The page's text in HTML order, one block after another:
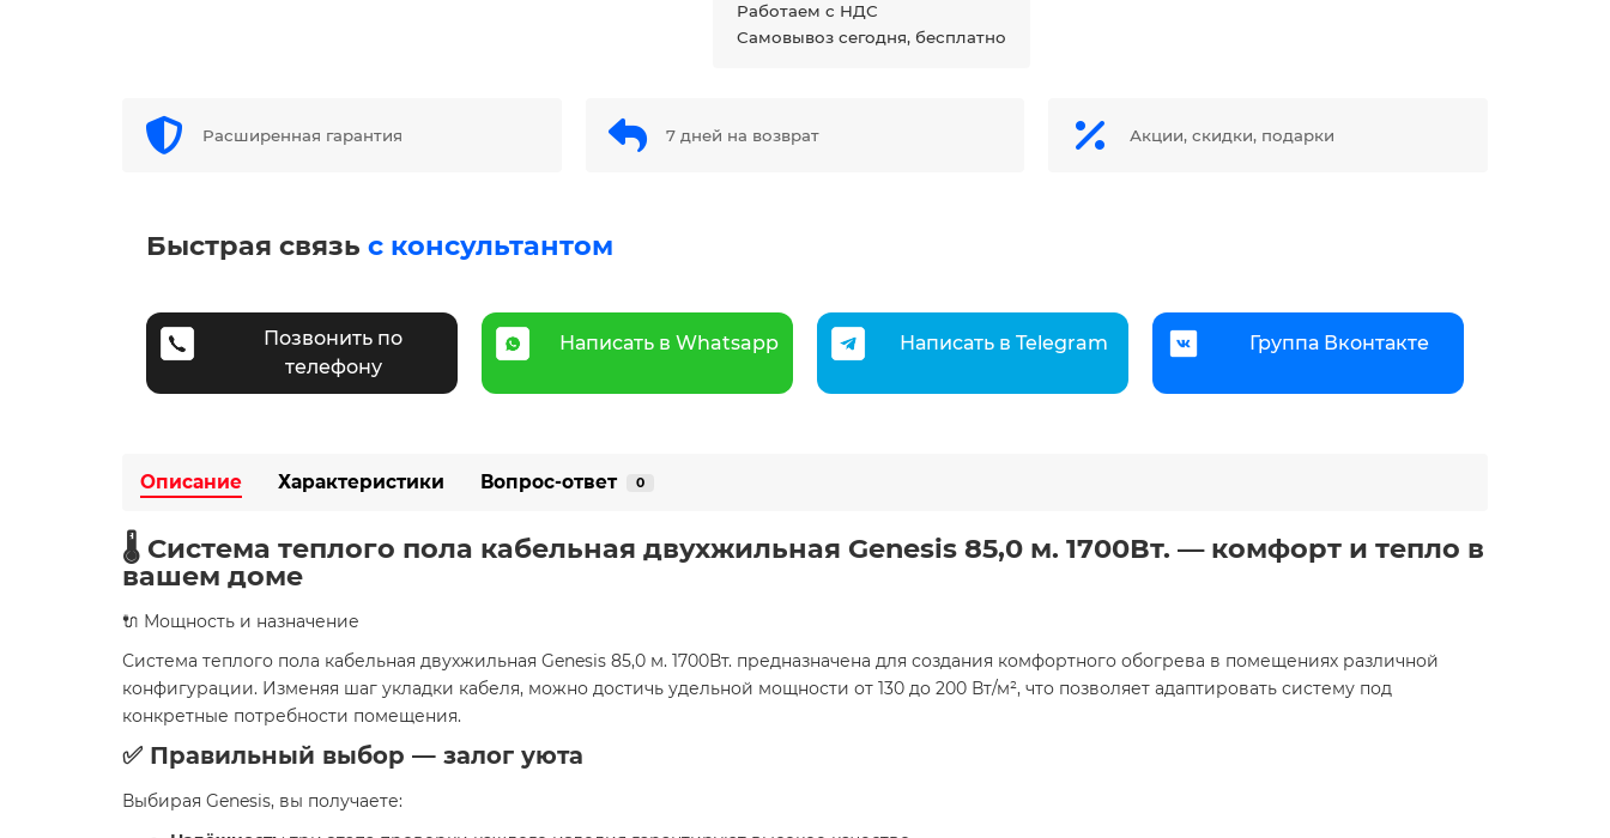
Работаем с НДС
Самовывоз сегодня, бесплатно
Расширенная гарантия 7 дней на возврат Акции, скидки, подарки
Быстрая связь с консультантом
Позвонить по
телефону
Написать в Whatsapp Написать в Telegram Группа Вконтакте
Описание Характеристики Вопрос-ответ 0
🌡️ Система теплого пола кабельная двухжильная Genesis 85,0 м. 1700Вт. — комфорт и тепло в
вашем доме
🔌 Мощность и назначение
Система теплого пола кабельная двухжильная Genesis 85,0 м. 1700Вт. предназначена для создания комфортного обогрева в помещениях различной
конфигурации. Изменяя шаг укладки кабеля, можно достичь удельной мощности от 130 до 200 Вт/м², что позволяет адаптировать систему под
конкретные потребности помещения.
✅ Правильный выбор — залог уюта
Выбирая Genesis, вы получаете: